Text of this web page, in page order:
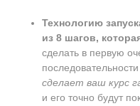
Технологию
из 8 шагов,
сделать в первую
сделает ваш курс
и его точно будут